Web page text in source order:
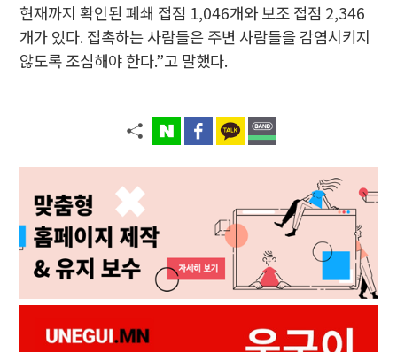
현재까지 확인된 폐쇄 접점 1,046개와 보조 접점 2,346
개가 있다. 접촉하는 사람들은 주변 사람들을 감염시키지
않도록 조심해야 한다.”고 말했다.